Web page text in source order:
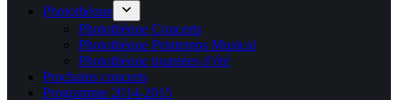
Photothèque
Photothèque Concerts
Photothèque Printemps Musical
Photothèque tournées d’été
Prochains concerts
Programme 2014-2015